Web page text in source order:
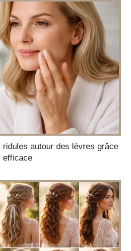
autour des lèvres grâce
efficace